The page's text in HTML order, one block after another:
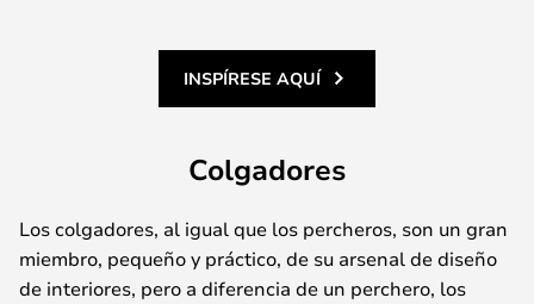
INSPÍRESE AQUÍ
Colgadores
Los colgadores, al igual que los percheros, son un gran
miembro, pequeño y práctico, de su arsenal de diseño
de interiores, pero a diferencia de un perchero, los